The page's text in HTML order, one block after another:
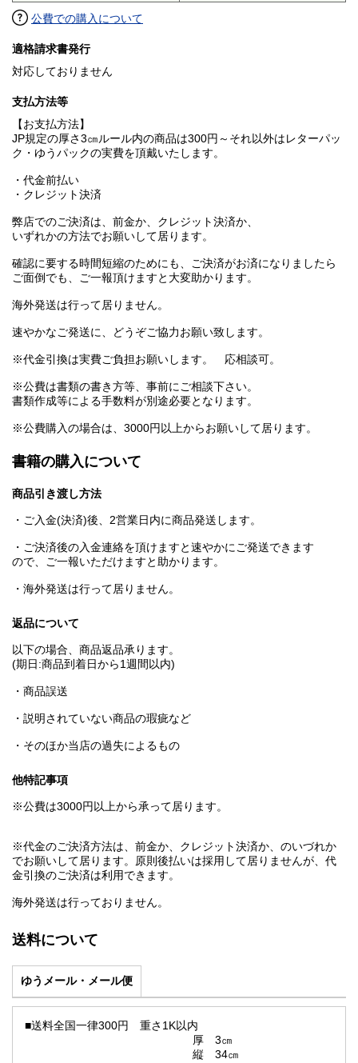
公費での購入について
適格請求書発行
対応しておりません
支払方法等
【お支払方法】
JP規定の厚さ3㎝ルール内の商品は300円～それ以外はレターパッ
ク・ゆうパックの実費を頂戴いたします。
・代金前払い
・クレジット決済
弊店でのご決済は、前金か、クレジット決済か、
いずれかの方法でお願いして居ります。
確認に要する時間短縮のためにも、ご決済がお済になりましたら
ご面倒でも、ご一報頂けますと大変助かります。
海外発送は行って居りません。
速やかなご発送に、どうぞご協力お願い致します。
※代金引換は実費ご負担お願いします。 応相談可。
※公費は書類の書き方等、事前にご相談下さい。
書類作成等による手数料が別途必要となります。
※公費購入の場合は、3000円以上からお願いして居ります。
書籍の購入について
商品引き渡し方法
・ご入金(決済)後、2営業日内に商品発送します。
・ご決済後の入金連絡を頂けますと速やかにご発送できます
ので、ご一報いただけますと助かります。
・海外発送は行って居りません。
返品について
以下の場合、商品返品承ります。
(期日:商品到着日から1週間以内)
・商品誤送
・説明されていない商品の瑕疵など
・そのほか当店の過失によるもの
他特記事項
※公費は3000円以上から承って居ります。
※代金のご決済方法は、前金か、クレジット決済か、のいづれか
でお願いして居ります。原則後払いは採用して居りませんが、代
金引換のご決済は利用できます。
海外発送は行っておりません。
送料について
ゆうメール・メール便
■送料全国一律300円 重さ1K以内
厚 3㎝
縦 34㎝